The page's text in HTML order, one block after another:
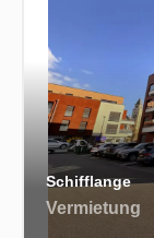
Schifflange
Vermietung